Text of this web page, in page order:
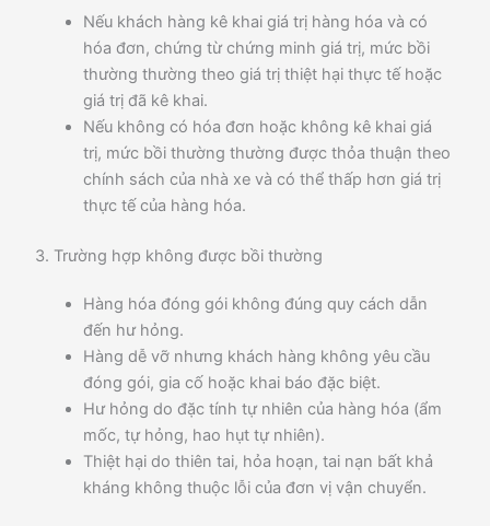
Nếu khách hàng kê khai giá trị hàng hóa và có
hóa đơn, chứng từ chứng minh giá trị, mức bồi
thường thường theo giá trị thiệt hại thực tế hoặc
giá trị đã kê khai.
Nếu không có hóa đơn hoặc không kê khai giá
trị, mức bồi thường thường được thỏa thuận theo
chính sách của nhà xe và có thể thấp hơn giá trị
thực tế của hàng hóa.
3. Trường hợp không được bồi thường
Hàng hóa đóng gói không đúng quy cách dẫn
đến hư hỏng.
Hàng dễ vỡ nhưng khách hàng không yêu cầu
đóng gói, gia cố hoặc khai báo đặc biệt.
Hư hỏng do đặc tính tự nhiên của hàng hóa (ẩm
mốc, tự hỏng, hao hụt tự nhiên).
Thiệt hại do thiên tai, hỏa hoạn, tai nạn bất khả
kháng không thuộc lỗi của đơn vị vận chuyển.